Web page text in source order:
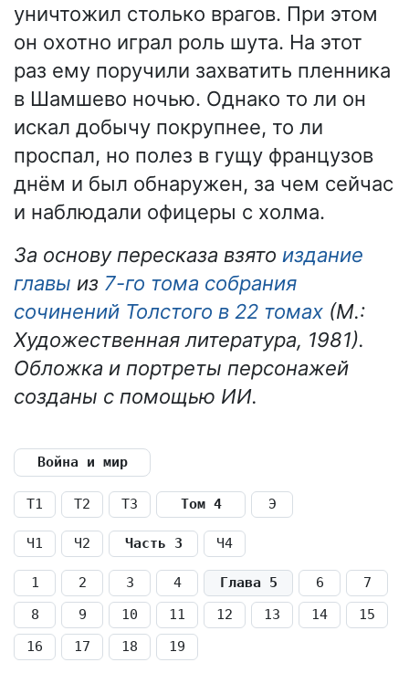
уничтожил столько врагов. При этом
он охотно играл роль шута. На этот
раз ему поручили захватить пленника
в Шамшево ночью. Однако то ли он
искал добычу покрупнее, то ли
проспал, но полез в гущу французов
днём и был обнаружен, за чем сейчас
и наблюдали офицеры с холма.
За основу пересказа взято издание
главы из 7-го тома собрания
сочинений Толстого в 22 томах (М.:
Художественная литература, 1981).
Обложка и портреты персонажей
созданы с помощью ИИ.
Война и мир
Т1 Т2 Т3 Том 4 Э
Ч1 Ч2 Часть 3 Ч4
1 2 3 4 Глава 5 6
7
8
9 10 11 12 13 14
15
16
17 18 19